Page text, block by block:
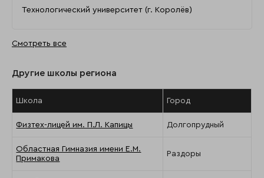
Технологический университет (г. Королёв)
Смотреть все
Другие школы региона
Школа Город
Физтех-лицей им. П.Л. Капицы Долгопрудный
Областная Гимназия имени Е.М.
Примакова
Раздоры